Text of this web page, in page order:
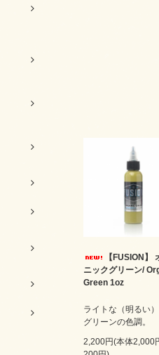
【FUSION】
ニックグリーン/
Green 1oz
ライトな（明るい
グリーンの色調。
2,200円(本体2,000